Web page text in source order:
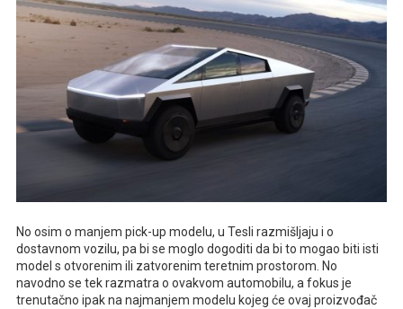
No osim o manjem pick-up modelu, u Tesli razmišljaju i o
dostavnom vozilu, pa bi se moglo dogoditi da bi to mogao biti isti
model s otvorenim ili zatvorenim teretnim prostorom. No
navodno se tek razmatra o ovakvom automobilu, a fokus je
trenutačno ipak na najmanjem modelu kojeg će ovaj proizvođač